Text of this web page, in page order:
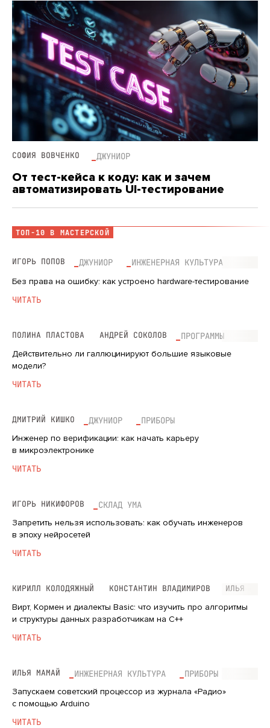
СОФИЯ ВОВЧЕНКО ДЖУНИОР
От тест-кейса к коду: как и зачем
автоматизировать UI-тестирование
ТОП-10 В МАСТЕРСКОЙ
ИГОРЬ ПОПОВ ДЖУНИОР ИНЖЕНЕРНАЯ КУЛЬТУРА
Без права на ошибку: как устроено hardware-тестирование
ЧИТАТЬ
ПОЛИНА ПЛАСТОВА АНДРЕЙ СОКОЛОВ ПРОГРАММЫ
Действительно ли галлюцинируют большие языковые
модели?
ЧИТАТЬ
ДМИТРИЙ КИШКО ДЖУНИОР ПРИБОРЫ
Инженер по верификации: как начать карьеру
в микроэлектронике
ЧИТАТЬ
ИГОРЬ НИКИФОРОВ СКЛАД УМА
Запретить нельзя использовать: как обучать инженеров
в эпоху нейросетей
ЧИТАТЬ
КИРИЛЛ КОЛОДЯЖНЫЙ КОНСТАНТИН ВЛАДИМИРОВ
ИЛЬЯ
Вирт, Кормен и диалекты Basic: что изучить про алгоритмы
и структуры данных разработчикам на С++
ЧИТАТЬ
ИЛЬЯ МАМАЙ ИНЖЕНЕРНАЯ КУЛЬТУРА ПРИБОРЫ
Запускаем советский процессор из журнала «Радио»
с помощью Arduino
ЧИТАТЬ